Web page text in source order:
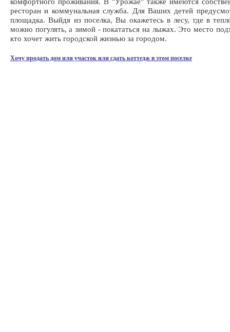
ресторан и коммунальная служба. Для Ваших детей
площадка. Выйдя из поселка, Вы окажетесь в лесу, где в
можно погулять, а зимой - покататься на лыжах. Это место
кто хочет жить городской жизнью за городом.
Хочу продать дом или участок или сдать коттедж в этом поселке